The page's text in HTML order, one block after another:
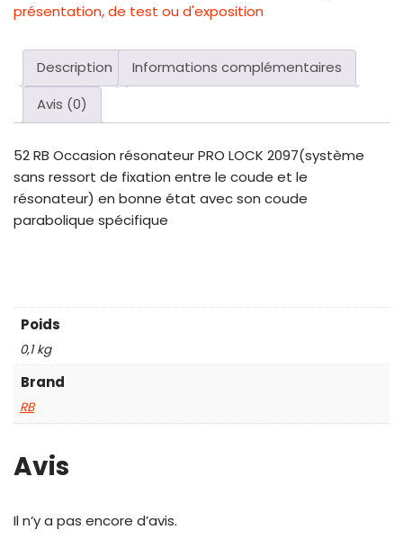
présentation, de test ou d'exposition
Description
Informations complémentaires
Avis (0)
52 RB Occasion résonateur PRO LOCK 2097(système
sans ressort de fixation entre le coude et le
résonateur) en bonne état avec son coude
parabolique spécifique
Poids
0,1 kg
Brand
RB
Avis
Il n’y a pas encore d’avis.